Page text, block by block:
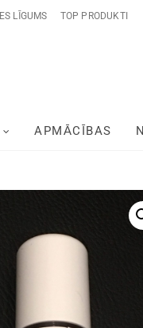
LĪGUMS TOP PRODUKTI
APMĀCĪBAS